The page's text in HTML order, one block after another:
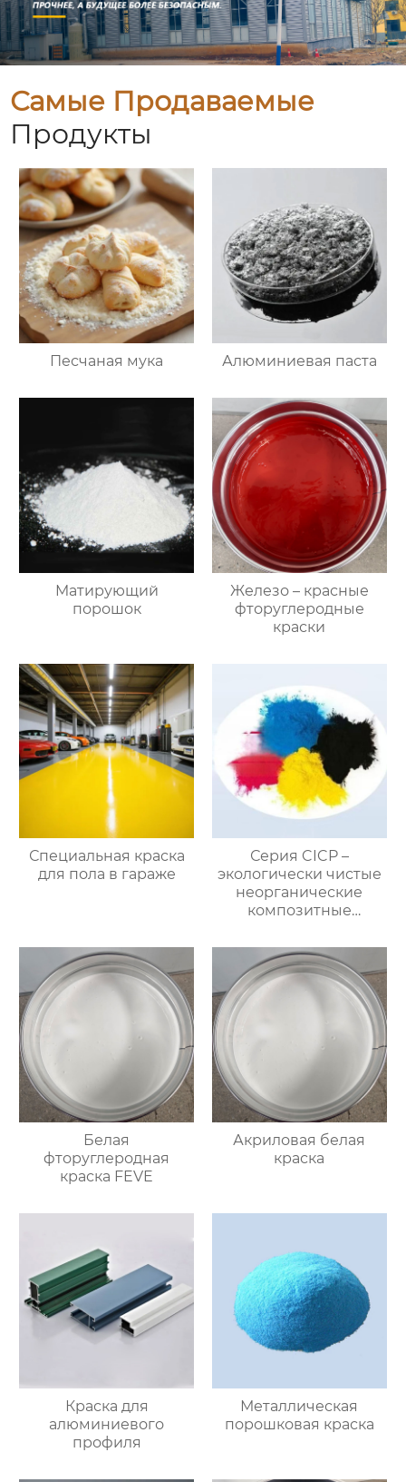
Самые Продаваемые
Продукты
Песчаная мука Алюминиевая паста
Mатирующий
порошок
Железо – красные
фторуглеродные
краски
Специальная краска
для пола в гараже
Серия CICP –
экологически чистые
неорганические
композитные
Белая
фторуглеродная
краска FEVE
Акриловая белая
краска
Краска для
алюминиевого
профиля
Металлическая
порошковая краска